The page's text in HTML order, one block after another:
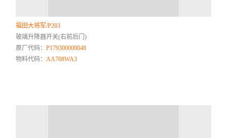
福田大将军/P203
玻璃升降器开关(右前后门)
原厂代码：P179300000048
物料代码： AA708WA3